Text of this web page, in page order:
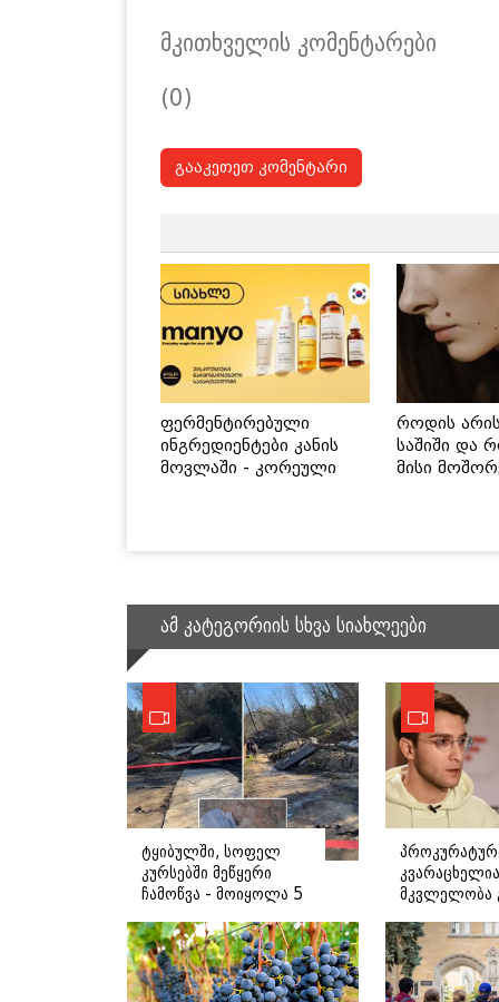
მკითხველის კომენტარები
(0)
გააკეთეთ კომენტარი
ფერმენტირებული
ინგრედიენტები კანის
მოვლაში - კორეული
როდის
საშიში და
მისი
ამ კატეგორიის სხვა სიახლეები
ტყიბულში, სოფელ
კურსებში მეწყერი
ჩამოწვა - მოიყოლა 5
ევაკუირებულია 38
ოჯახი: დეტალები
მკვლელობა
ვაჟი, ბუსა
ფიგურირებს:
დეტალები